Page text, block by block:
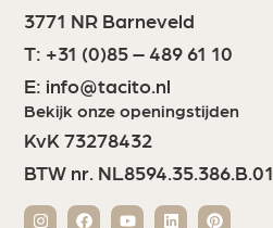
3771 NR Barneveld
T: +31 (0)85 – 489 61 10
E: info@tacito.nl
Bekijk onze openingstijden
KvK 73278432
BTW nr. NL8594.35.386.B.01